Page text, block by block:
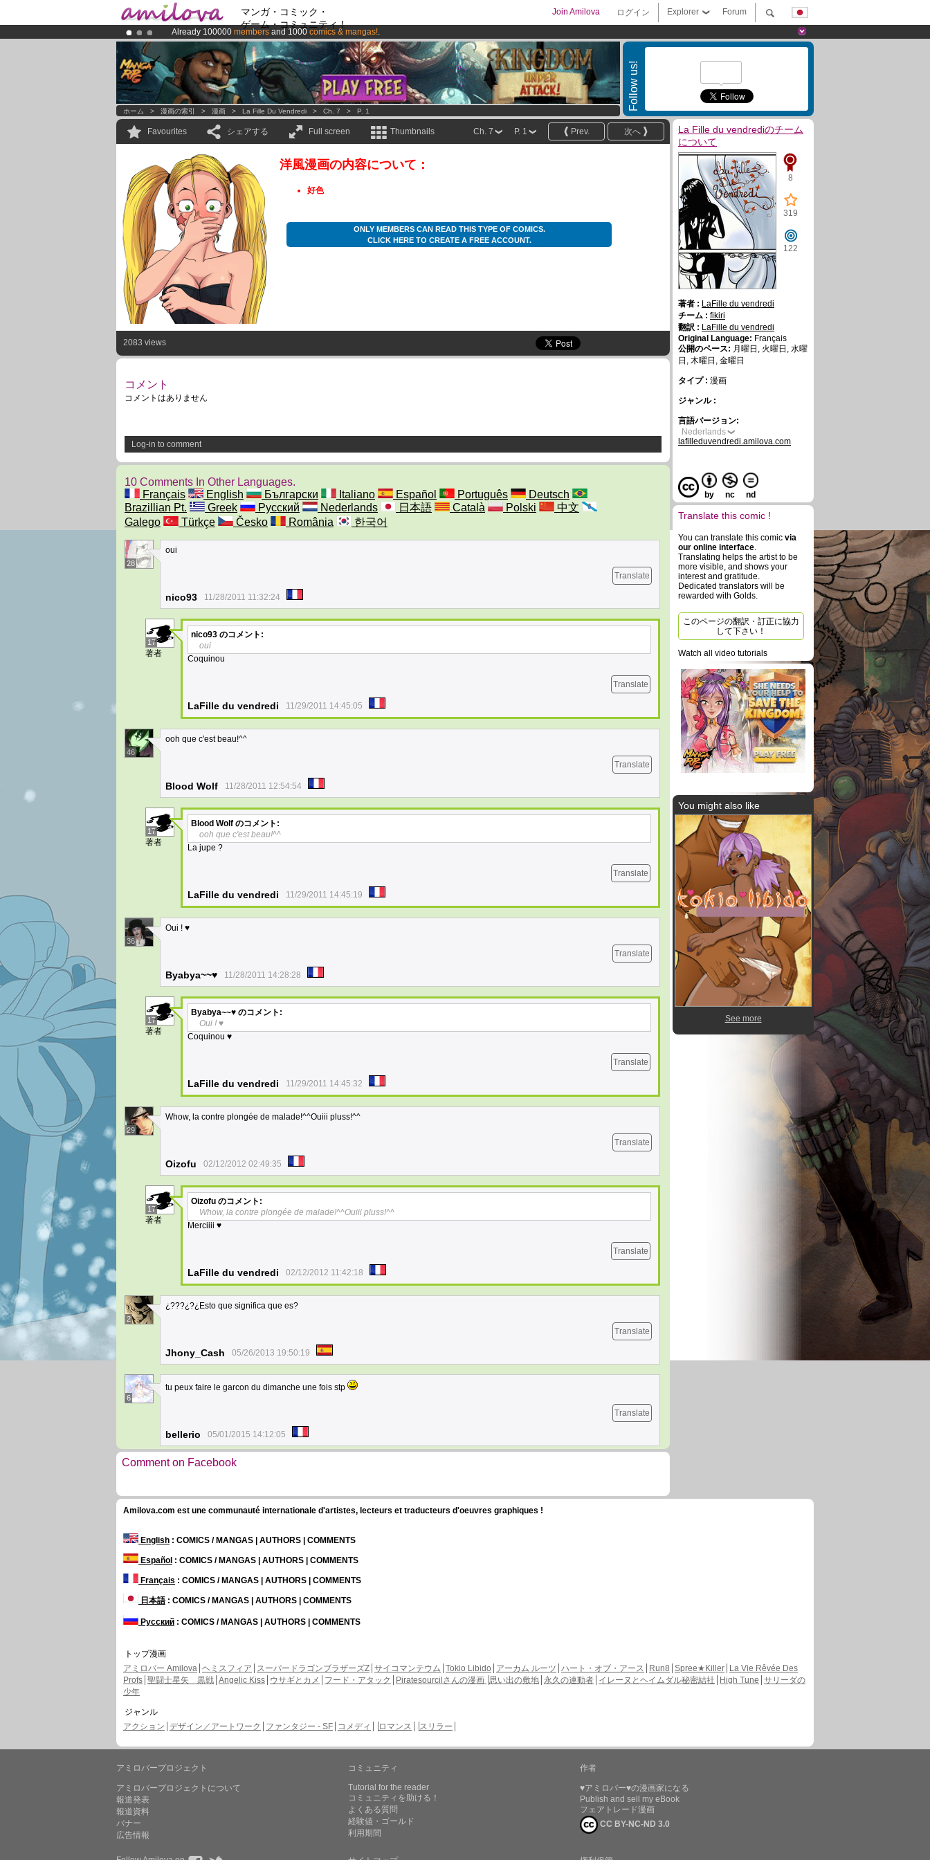
マンガ・コミック・
ゲーム・コミュニティ！
Forum
Explorer
ログイン
Join Amilova
Already 100000 members and 1000 comics & mangas!.
Premium membership from3.95 eurosper month !Get membership now
AmilovaKickstarter is now LIVE!.
Follow us!
ホーム > 漫画の索引 > 漫画 > La Fille Du Vendredi > Ch. 7 > P. 1
Favourites シェアする Full screen Thumbnails 次へ
Prev.
P. 1
Ch. 7
洋風漫画の内容について：
好色
ONLY MEMBERS CAN READ THIS TYPE OF COMICS.
CLICK HERE TO CREATE A FREE ACCOUNT.
2083 views
コメント
コメントはありません
Log-in to comment
10 Comments In Other Languages.
Français
English Български Italiano Español Português
Deutsch
Brazillian Pt.
Greek Русский Nederlands 日本語 Català Polski
中文
Galego
Türkçe Česko România 한국어
28
oui
Translate
nico93 11/28/2011 11:32:24
17
著者
nico93 のコメント:
oui
Coquinou
Translate
LaFille du vendredi 11/29/2011 14:45:05
46
ooh que c'est beau!^^
Translate
Blood Wolf 11/28/2011 12:54:54
17
著者
Blood Wolf のコメント:
ooh que c'est beau!^^
La jupe ?
Translate
LaFille du vendredi 11/29/2011 14:45:19
36
Oui ! ♥
Translate
Byabya~~♥ 11/28/2011 14:28:28
17
著者
Byabya~~♥ のコメント:
Oui ! ♥
Coquinou ♥
Translate
LaFille du vendredi 11/29/2011 14:45:32
29
Whow, la contre plongée de malade!^^Ouiii pluss!^^
Translate
Oizofu 02/12/2012 02:49:35
17
著者
Oizofu のコメント:
Whow, la contre plongée de malade!^^Ouiii pluss!^^
Merciiii ♥
Translate
LaFille du vendredi 02/12/2012 11:42:18
2
¿???¿?¿Esto que significa que es?
Translate
Jhony_Cash 05/26/2013 19:50:19
6
tu peux faire le garcon du dimanche une fois stp
Translate
bellerio 05/01/2015 14:12:05
Comment on Facebook
La Fille du vendrediのチーム
について
8
319
122
著者 : LaFille du vendredi
チーム : fikiri
翻訳 : LaFille du vendredi
Original Language: Français
公開のペース: 月曜日, 火曜日, 水曜
日, 木曜日, 金曜日
タイプ : 漫画
ジャンル :
言語バージョン:
Nederlands
lafilleduvendredi.amilova.com
by nc nd
Translate this comic !
You can translate this comic via
our online interface.
Translating helps the artist to be
more visible, and shows your
interest and gratitude.
Dedicated translators will be
rewarded with Golds.
このページの翻訳・訂正に協力
して下さい！
Watch all video tutorials
You might also like
See more
Amilova.com est une communauté internationale d'artistes, lecteurs et traducteurs d'oeuvres graphiques !
English : COMICS / MANGAS | AUTHORS | COMMENTS
Español : COMICS / MANGAS | AUTHORS | COMMENTS
Français : COMICS / MANGAS | AUTHORS | COMMENTS
日本語: COMICS / MANGAS | AUTHORS | COMMENTS
Русский : COMICS / MANGAS | AUTHORS | COMMENTS
トップ漫画
アミロバー Amilova ヘミスフィア スーパードラゴンブラザーズZ サイコマンテウム Tokio Libido アーカム ルーツ ハート・オブ・アース Run8 Spree★Killer
La Vie Rêvée Des
Profs 聖闘士星矢 黒戦 Angelic Kiss ウサギとカメ フード・アタック Piratesourcilさんの漫画 思い出の敷地 永久の連動者 イレーヌとヘイムダル秘密結社 High Tune サリーダの
少年
ジャンル
アクション デザイン／アートワーク ファンタジー - SF コメディ ロマンス スリラー
アミロバープロジェクト
アミロバープロジェクトについて
報道発表
報道資料
バナー
広告情報
コミュニティ
Tutorial for the reader
コミュニティを助ける！
よくある質問
経験値・ゴールド
利用期間
作者
♥アミロバー♥の漫画家になる
Publish and sell my eBook
フェアトレード漫画
CC BY-NC-ND 3.0